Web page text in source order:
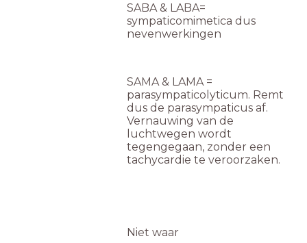
SABA & LABA=
sympaticomimetica dus
nevenwerkingen
SAMA & LAMA =
parasympaticolyticum. Remt
dus de parasympaticus af.
Vernauwing van de
luchtwegen wordt
tegengegaan, zonder een
tachycardie te veroorzaken.
Niet waar